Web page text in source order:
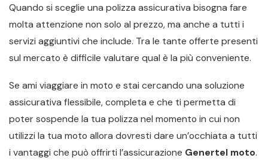
Quando si sceglie una polizza assicurativa bisogna fare
molta attenzione non solo al prezzo, ma anche a tutti i
servizi aggiuntivi che include. Tra le tante offerte presenti
sul mercato è difficile valutare qual è la più conveniente.
Se ami viaggiare in moto e stai cercando una soluzione
assicurativa flessibile, completa e che ti permetta di
poter sospende la tua polizza nel momento in cui non
utilizzi la tua moto allora dovresti dare un’occhiata a tutti
i vantaggi che può offrirti l’assicurazione Genertel moto.